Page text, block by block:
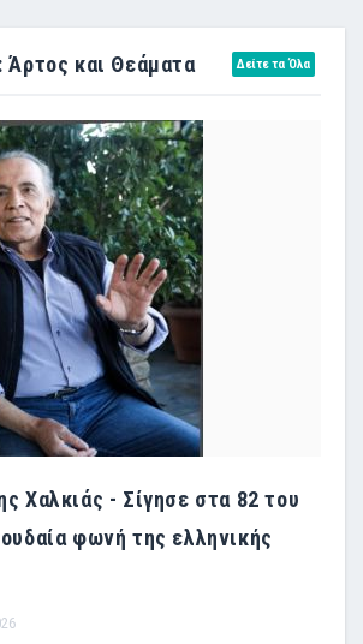
Άρτος και Θεάματα Δείτε τα Όλα
Χαλκιάς - Σίγησε στα 82 του
φωνή της ελληνικής